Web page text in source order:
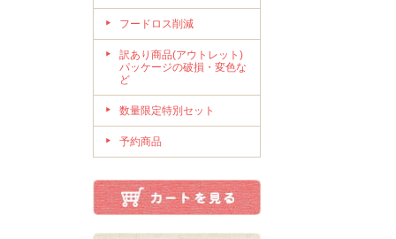
フードロス削減
訳あり商品(アウトレット)
パッケージの破損・変色な
ど
数量限定特別セット
予約商品